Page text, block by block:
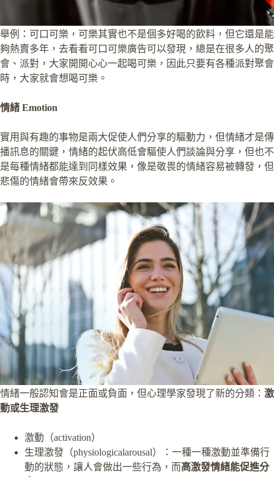
舉例：可口可樂，可樂其實也不是個多好喝的飲料，但它還是能
夠熱賣多年，去看看可口可樂廣告可以發現，總是在很多人的聚
會、派對，大家開開心心一起喝可樂，因此只要有各種派對聚會
時，大家就會想喝可樂。
情緒 Emotion
實用與有趣的事物是兩大促使人們分享的驅動力，但情緒才是傳
播訊息的關鍵，情緒的起伏高低會驅使人們談論與分享，但也不
是每種情緒都能達到同樣效果，像是敬畏的情緒容易被轉發，但
悲傷的情緒會帶來反效果。
情緒一般認知會是正面或負面，但心理學家發現了新的分類： 激
動或生理激發
激動（activation）
生理激發（physiologicalarousal）：一種一種激動並準備行
動的狀態，讓人會做出一些行為，而高激發情緒能促進分